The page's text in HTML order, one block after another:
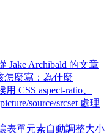
Jake Archibald 的文章
怎麼寫：為什麼
CSS aspect-ratio、
source/srcset 處理
表單元素自動調整大小